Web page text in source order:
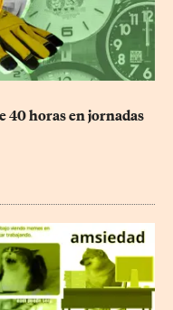
40 horas en jornadas